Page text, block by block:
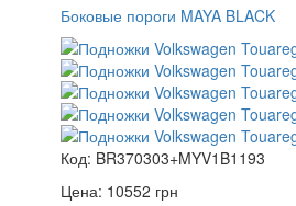
Боковые пороги MAYA BLACK
Код: BR370303+MYV1B1193
Цена: 10552 грн